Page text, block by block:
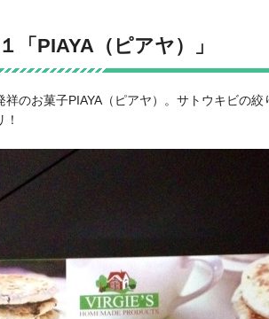
「PIAYA（ピアヤ）」
祥のお菓子PIAYA（ピアヤ）。サトウキビの